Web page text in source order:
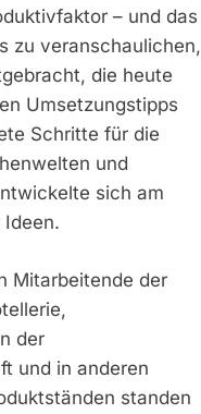
– und das
zu veranschaulichen,
die heute
Umsetzungstipps
Schritte für die
und
sich am
Mitarbeitende der
der
und in anderen
standen